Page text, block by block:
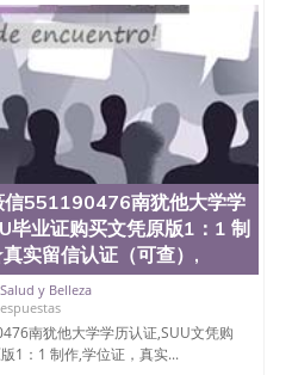
学文凭真制作QQ微信
工作QQ微信551190476国
办理国外毕业证价
编号查询QQ微信551190476
微信551190476办国外可
网上购买真文凭可信吗QQ
证书查询机构QQ微信
理QQ微信551190476如何
海外文凭认证办理
州立大学（San Jose State
州立大学”）成立于1857
史悠久的大学之一，也是美
于圣何塞市San Jose中
所位于加利福尼亚州的著
高的就业率，全美名列前
元化学术氛围，杰出的本科
信551190476南犹他大学学
毕业证购买文凭原版1：1 制
实留信认证（可查）,
Salud y Belleza
南犹他大学学历认证,SUU文凭购
1：1 制作,学位证，真实...